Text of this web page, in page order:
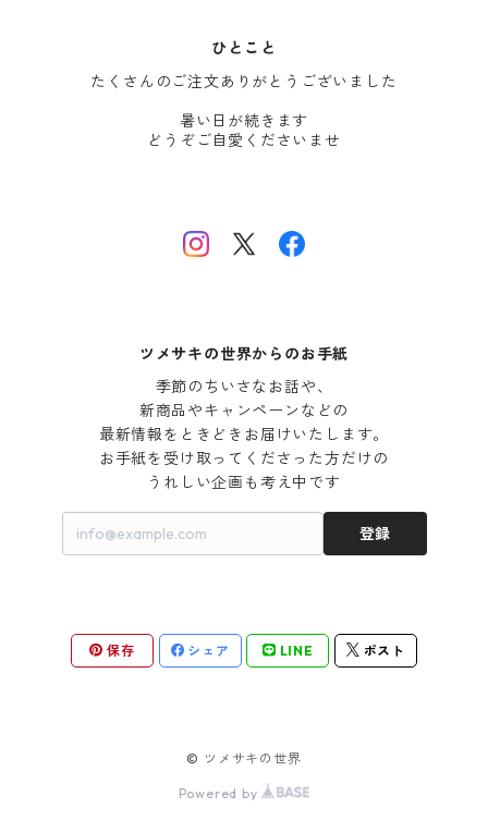
ひとこと
たくさんのご注文ありがとうございました
暑い日が続きます
どうぞご自愛くださいませ
ツメサキの世界からのお手紙
季節のちいさなお話や、
新商品やキャンペーンなどの
最新情報をときどきお届けいたします。
お手紙を受け取ってくださった方だけの
うれしい企画も考え中です
登録
保存 シェア LINE ポスト
© ツメサキの世界
Powered by